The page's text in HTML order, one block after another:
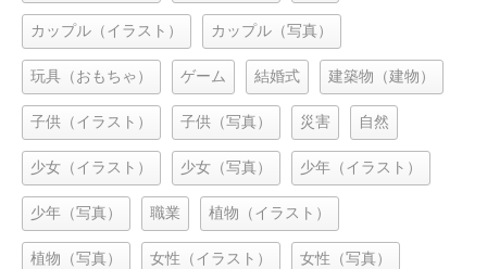
カップル（イラスト） カップル（写真）
玩具（おもちゃ） ゲーム 結婚式 建築物（建物）
子供（イラスト） 子供（写真） 災害 自然
少女（イラスト） 少女（写真） 少年（イラスト）
少年（写真） 職業 植物（イラスト）
植物（写真） 女性（イラスト） 女性（写真）